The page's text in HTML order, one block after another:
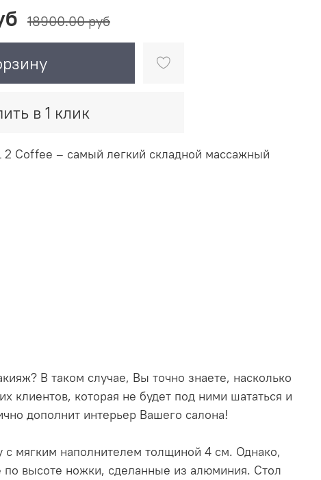
18900.00 руб
в 1 клик
2 Coffee – cамый легкий складной массажный
В таком случае, Вы точно знаете, насколько
клиентов, которая не будет под ними шататься и
дополнит интерьер Вашего салона!
мягким наполнителем толщиной 4 см. Однако,
по высоте ножки, сделанные из алюминия. Стол